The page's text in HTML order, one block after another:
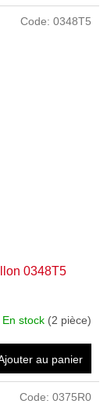
0348T5
En stock (2 pièce)
au panier
Code: 0348T5
Code: 0375R0